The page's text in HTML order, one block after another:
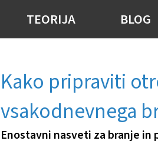
TEORIJA BLOG
Kako pripraviti
vsakodnevnega
Enostavni nasveti za branje in